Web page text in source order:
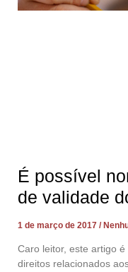
É possível
de validade
1 de março de 2017
Caro leitor, este artigo
direitos relacionados